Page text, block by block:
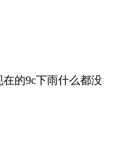
的9c下雨什么都没